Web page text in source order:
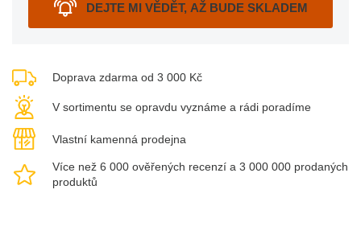
DEJTE MI VĚDĚT, AŽ BUDE SKLADEM
Doprava zdarma od 3 000 Kč
V sortimentu se opravdu vyznáme a rádi poradíme
Vlastní kamenná prodejna
Více než 6 000 ověřených recenzí a 3 000 000 prodaných
produktů